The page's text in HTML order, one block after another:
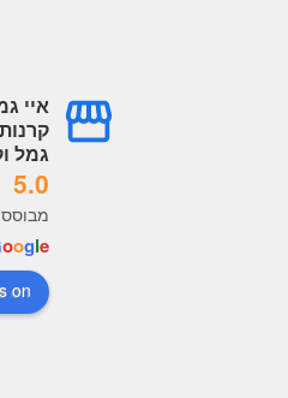
איי
גמל
5.0
מבוסס על 10
oogle
on